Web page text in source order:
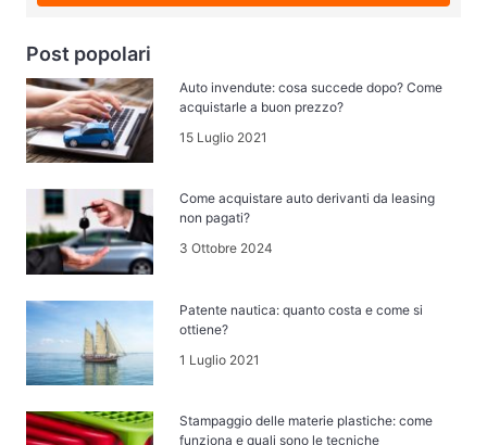
Post popolari
Auto invendute: cosa succede dopo? Come
acquistarle a buon prezzo?
15 Luglio 2021
Come acquistare auto derivanti da leasing
non pagati?
3 Ottobre 2024
Patente nautica: quanto costa e come si
ottiene?
1 Luglio 2021
Stampaggio delle materie plastiche: come
funziona e quali sono le tecniche